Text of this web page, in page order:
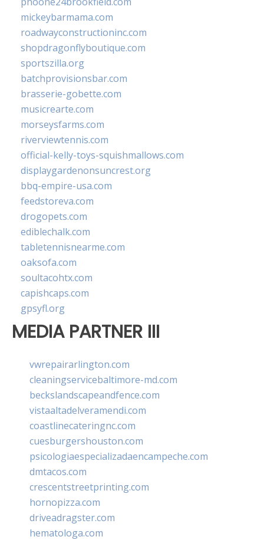
mickeybarmama.com
roadwayconstructioninc.com
shopdragonflyboutique.com
sportszilla.org
batchprovisionsbar.com
brasserie-gobette.com
musicrearte.com
morseysfarms.com
riverviewtennis.com
official-kelly-toys-squishmallows.com
displaygardenonsuncrest.org
bbq-empire-usa.com
feedstoreva.com
drogopets.com
ediblechalk.com
tabletennisnearme.com
oaksofa.com
soultacohtx.com
capishcaps.com
gpsyfl.org
MEDIA PARTNER III
vwrepairarlington.com
cleaningservicebaltimore-md.com
beckslandscapeandfence.com
vistaaltadelveramendi.com
coastlinecateringnc.com
cuesburgershouston.com
psicologiaespecializadaencampeche.com
dmtacos.com
crescentstreetprinting.com
hornopizza.com
driveadragster.com
hematologa.com